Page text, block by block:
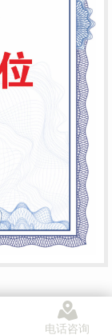
电话咨询